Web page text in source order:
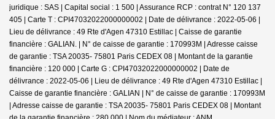
juridique : SAS | Capital social : 1 500 | Assurance RCP : contrat N° 120 137
405 | Carte T : CPI47032022000000002 | Date de délivrance : 2022-05-06 |
Lieu de délivrance : 49 Rte d'Agen 47310 Estillac | Caisse de garantie
financière : GALIAN. | N° de caisse de garantie : 170993M | Adresse caisse
de garantie : TSA 20035- 75801 Paris CEDEX 08 | Montant de la garantie
financière : 120 000 | Carte G : CPI47032022000000002 | Date de
délivrance : 2022-05-06 | Lieu de délivrance : 49 Rte d'Agen 47310 Estillac |
Caisse de garantie financière : GALIAN | N° de caisse de garantie : 170993M
| Adresse caisse de garantie : TSA 20035- 75801 Paris CEDEX 08 | Montant